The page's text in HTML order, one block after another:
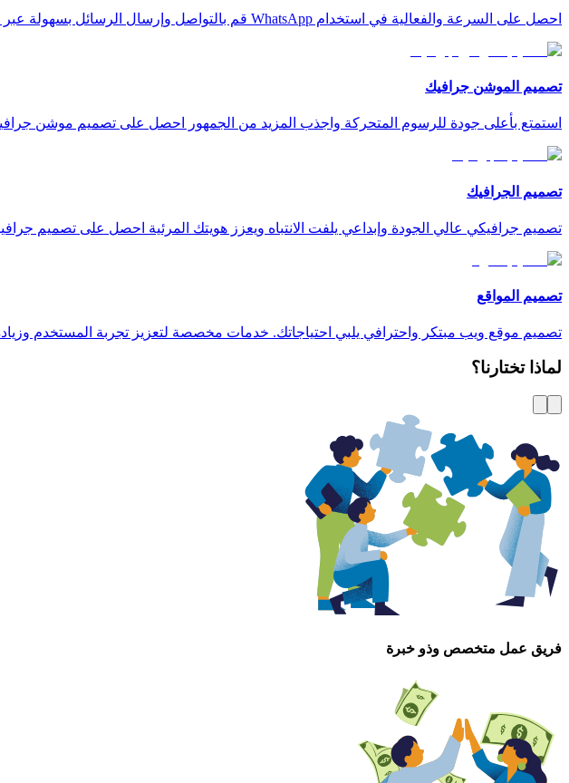
احصل على السرعة والفعالية في استخدام WhatsApp قم بالتواصل وإرسال الرسائل بسهولة عبر الويب واستفد من قوة ومرونة واجهة API المتكاملة
تصميم الموشن جرافيك
استمتع بأعلى جودة للرسوم المتحركة واجذب المزيد من الجمهور احصل على تصميم موشن
تصميم الجرافيك
تصميم جرافيكي عالي الجودة وإبداعي يلفت الانتباه ويعزز هويتك المرئية احصل على تصميم
تصميم المواقع
تصميم موقع ويب مبتكر واحترافي يلبي احتياجاتك. خدمات مخصصة لتعزيز تجربة المستخدم
لماذا تختارنا؟
فريق عمل متخصص وذو خبرة